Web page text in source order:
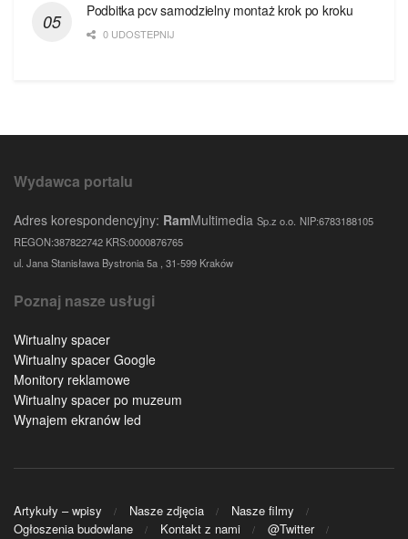
Podbitka pcv samodzielny montaż krok po kroku
0 UDOSTEPNIJ
Wydawca portalu
Adres korespondencyjny: RamMultimedia Sp.z o.o. NIP:6783188105
REGON:387822742 KRS:0000876765
ul. Jana Stanisława Bystronia 5a , 31-599 Kraków
Poznaj nasze usługi
Wirtualny spacer
Wirtualny spacer Google
Monitory reklamowe
Wirtualny spacer po muzeum
Wynajem ekranów led
Artykuły – wpisy Nasze zdjęcia
Nasze filmy
Ogłoszenia budowlane
Kontakt z nami
@Twitter